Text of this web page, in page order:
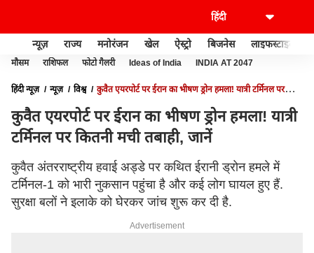
न्यूज़ राज्य मनोरंजन खेल ऐस्ट्रो बिजनेस लाइफस्टाइल
मौसम राशिफल फोटो गैलरी Ideas of India INDIA AT 2047
हिंदी न्यूज़ न्यूज़ विश्व
कुवैत एयरपोर्ट पर ईरान का भीषण ड्रोन हमला! यात्री टर्मिनल पर
कुवैत एयरपोर्ट पर ईरान का भीषण ड्रोन हमला! यात्री
टर्मिनल पर कितनी मची तबाही, जानें
कुवैत अंतरराष्ट्रीय हवाई अड्डे पर कथित ईरानी ड्रोन हमले में
टर्मिनल-1 को भारी नुकसान पहुंचा है और कई लोग घायल हुए हैं.
सुरक्षा बलों ने इलाके को घेरकर जांच शुरू कर दी है.
Advertisement